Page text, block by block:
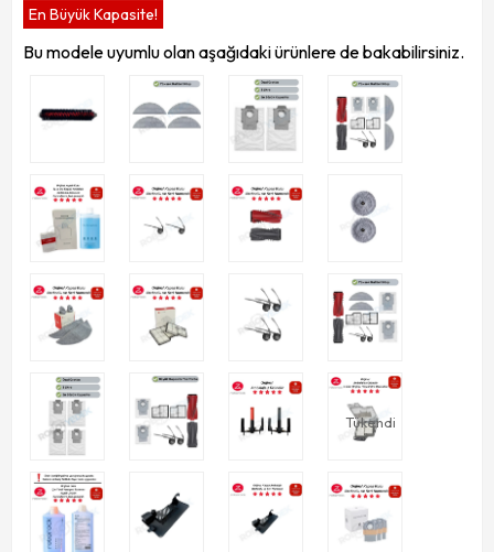
En Büyük Kapasite!
Bu modele uyumlu olan aşağıdaki ürünlere de bakabilirsiniz.
Tükendi